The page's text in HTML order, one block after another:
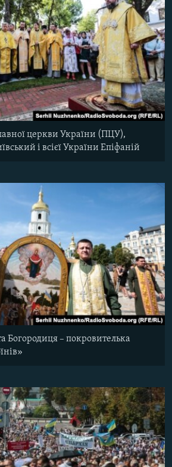
церкви України (ПЦУ),
і всієї України Епіфаній
Богородиця – покровителька